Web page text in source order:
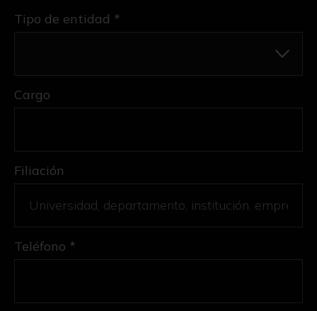
Tipo de entidad *
Cargo
Filiación
Teléfono *